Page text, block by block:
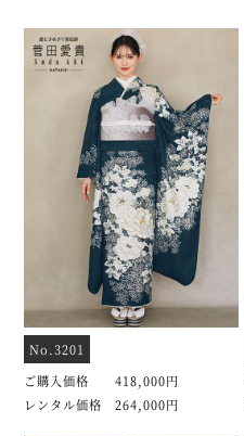
No.3201
ご購入価格 418,000円
レンタル価格 264,000円